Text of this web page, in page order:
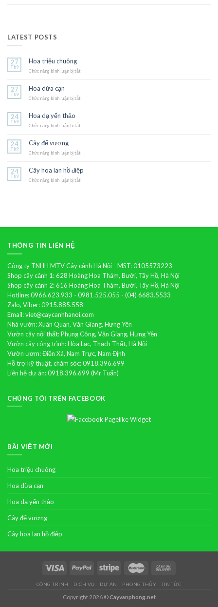
LATEST POSTS
27
Th9
Hoa triệu chuông
Chức năng bình luận bị tắt
27
Th9
Hoa dừa cạn
Chức năng bình luận bị tắt
24
Th9
Hoa dạ yến thảo
Chức năng bình luận bị tắt
24
Th9
Cây đế vương
Chức năng bình luận bị tắt
vương
24
Th9
Cây hoa lan hồ điệp
Chức năng bình luận bị tắt
THÔNG TIN LIÊN HỆ
Công ty TNHH MTV Cây cảnh Hà Nội - MST: 0105573223
Shop cây cảnh 1: 628 Hoàng Hoa Thám, Bưởi, Tây Hồ, Hà Nội
Shop cây cảnh 2: 616 Hoàng Hoa Thám, Bưởi, Tây Hồ, Hà Nội
Hotline: 0966.623.933 - 0981.525.055 - (04) 6683.5533
Zalo, Viber: 0915.885.558
Email: viet@caycanhhanoi.com
Nhà vườn: Xuân Quan, Văn Giang, Hưng Yên
Vườn cây nội thất: Phụng Công, Văn Giang, Hưng Yên
Vườn cây công trình: Hòa Lạc, Thạch Thất, Hà Nội
Vườn ươm: Điền Xá, Nam Trực, Nam Định
Hỗ trợ kỹ thuật, chăm sóc: 0918.396.699
Liên hệ dự án: 0918.396.699 (Mr Tuấn)
CHÚNG TÔI TRÊN FACEBOOK
BÀI VIẾT MỚI
Hoa triệu chuông
Hoa dừa cạn
Hoa dạ yến thảo
Cây đế vương
Cây hoa lan hồ điệp
CÔNG TRÌNH DỊCH VỤ DỰ ÁN PHONG THỦY TIN TỨC
Copyright 2026 ©Cayvanphong.net